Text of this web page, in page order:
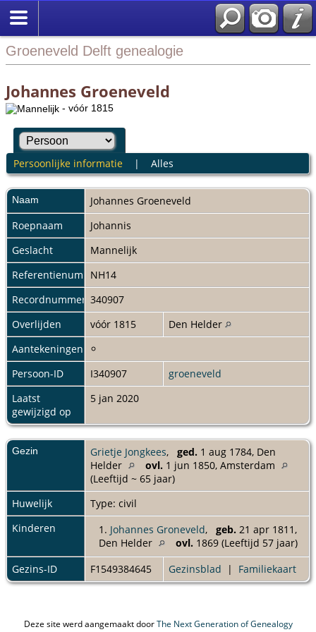
Groeneveld Delft genealogie
Johannes Groeneveld
- vóór 1815
Persoonlijke informatie| Alles
Naam Johannes Groeneveld
Roepnaam
Johannis
Geslacht
Mannelijk
ReferentienummerNH14
Recordnummer 340907
Overlijden
vóór 1815
Den Helder
Aantekeningen
Persoon-ID
I340907
groeneveld
Laatst
gewijzigd op
5 jan 2020
Gezin Grietje Jongkees, ged. 1 aug 1784, Den
Helder
ovl. 1 jun 1850, Amsterdam
(Leeftijd ~ 65 jaar)
Huwelijk
Type: civil
Kinderen
1. Johannes Groneveld, geb. 21 apr 1811,
Den Helder
ovl. 1869 (Leeftijd 57 jaar)
Gezins-ID
F1549384645 Gezinsblad | Familiekaart
Deze site werd aangemaakt doorThe Next Generation of Genealogy